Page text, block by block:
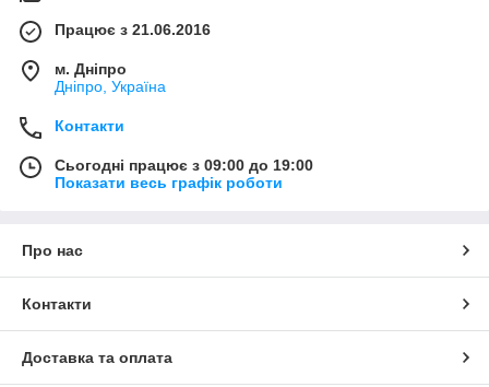
Працює з 21.06.2016
м. Дніпро
Дніпро, Україна
Контакти
Сьогодні працює з 09:00 до 19:00
Показати весь графік роботи
Про нас
Контакти
Доставка та оплата